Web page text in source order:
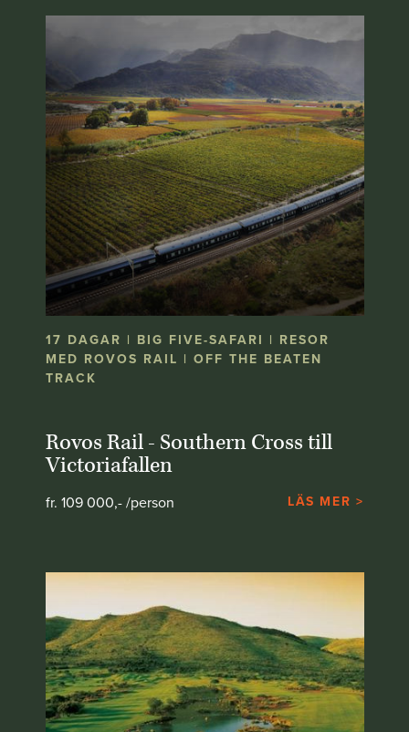
17 DAGAR | BIG FIVE-SAFARI | RESOR
MED ROVOS RAIL | OFF THE BEATEN
TRACK
Rovos Rail - Southern Cross till
Victoriafallen
fr. 109 000,- /person LÄS MER >